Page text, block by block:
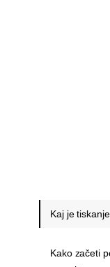
Kaj je
Kako začeti